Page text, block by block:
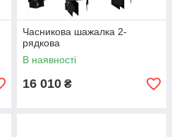
Часникова шажалка 2-
рядкова
В наявності
16 010 ₴